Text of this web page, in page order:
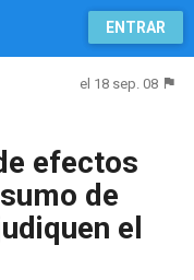
ENTRAR
el 18 sep. 08
efectos
de
el